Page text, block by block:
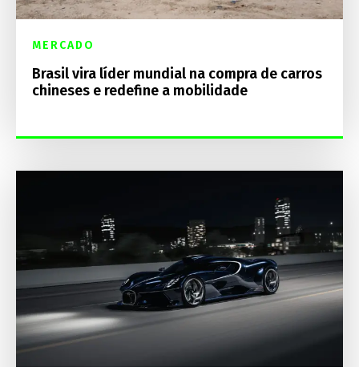
MERCADO
Brasil vira líder mundial na compra de carros
chineses e redefine a mobilidade